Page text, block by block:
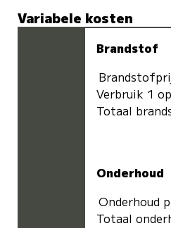
Variabele kosten
Brandstof
Verbruik 1
Totaal
Onderhoud
Onderhoud
Totaal